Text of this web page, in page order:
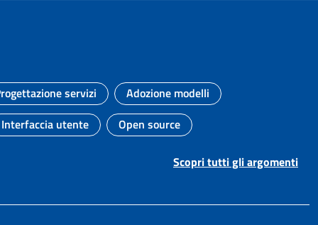
Argomento:
servizi
Argomento:
Adozione modelli
Argomento:
Interfaccia utente
Argomento:
Open source
Scopri tutti gli argomenti